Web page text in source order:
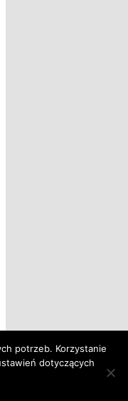
potrzeb. Korzystanie
dotyczących